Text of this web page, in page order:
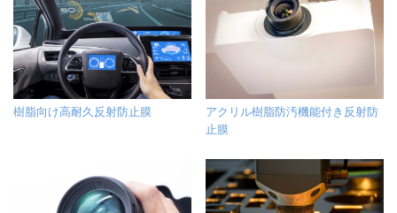
樹脂向け高耐久反射防止膜
アクリル樹脂防汚機能付き反射防
止膜